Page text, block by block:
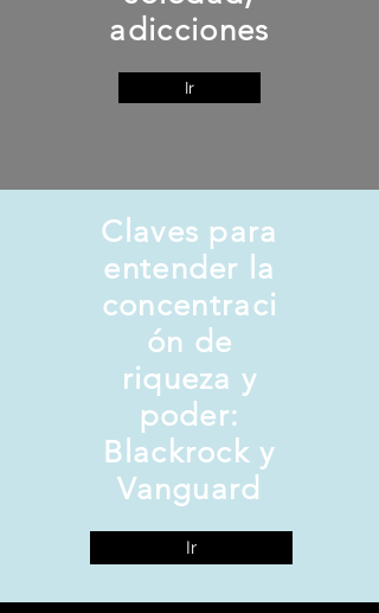
adicciones
Ir
Claves para
entender la
concentraci
ón de
riqueza y
poder:
Blackrock y
Vanguard
Ir